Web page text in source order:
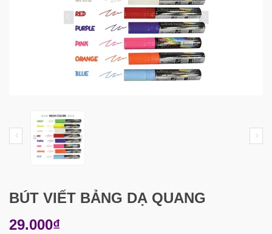
BÚT VIẾT BẢNG DẠ QUANG
29.000₫